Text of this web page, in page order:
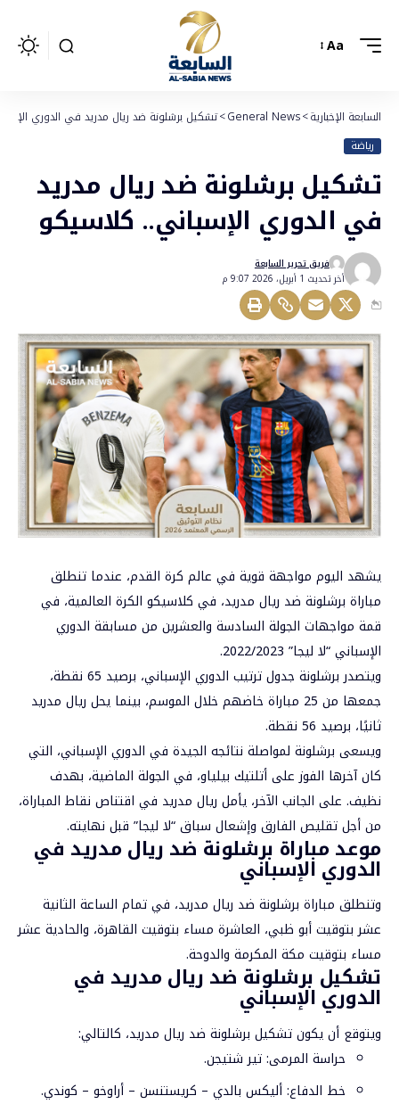
Aa
السابعة الإخبارية>
General News
>تشكيل برشلونة ضد ريال مدريد في الدوري
رياضة
تشكيل برشلونة ضد ريال مدريد
في الدوري الإسباني.. كلاسيكو
أخر تحديث 1 أبريل، 2026 9:07 م
فريق تحرير السابعة
يشهد اليوم مواجهة قوية في عالم كرة القدم، عندما تنطلق
مباراة برشلونة ضد ريال مدريد، في كلاسيكو الكرة العالمية، في
قمة مواجهات الجولة السادسة والعشرين من مسابقة الدوري
الإسباني “لا ليجا” 2022/2023.
ويتصدر برشلونة جدول ترتيب الدوري الإسباني، برصيد 65 نقطة،
جمعها من 25 مباراة خاضهم خلال الموسم، بينما يحل ريال مدريد
ثانيًا، برصيد 56 نقطة.
ويسعى برشلونة لمواصلة نتائجه الجيدة في الدوري الإسباني، التي
كان آخرها الفوز على أتلتيك بيلياو، في الجولة الماضية، بهدف
نظيف. على الجانب الآخر، يأمل ريال مدريد في اقتناص نقاط المباراة،
من أجل تقليص الفارق وإشعال سباق “لا ليجا” قبل نهايته.
موعد مباراة برشلونة ضد ريال مدريد في
الدوري الإسباني
وتنطلق مباراة برشلونة ضد ريال مدريد، في تمام الساعة الثانية
عشر بتوقيت أبو ظبي، العاشرة مساء بتوقيت القاهرة، والحادية عشر
مساء بتوقيت مكة المكرمة والدوحة.
تشكيل برشلونة ضد ريال مدريد في
الدوري الإسباني
ويتوقع أن يكون تشكيل برشلونة ضد ريال مدريد، كالتالي:
حراسة المرمى: تير شتيجن.
خط الدفاع: أليكس بالدي – كريستنسن – أراوخو – كوندي.